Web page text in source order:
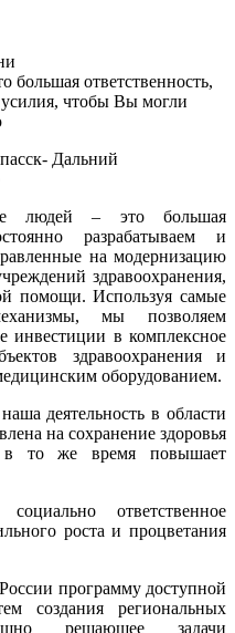
большая ответственность,
чтобы Вы могли
Дальний
людей – это большая
разрабатываем и
на модернизацию
здравоохранения,
помощи. Используя самые
мы позволяем
инвестиции в комплексное
здравоохранения и
оборудованием.
деятельность в области
на сохранение здоровья
то же время повышает
ответственное
роста и процветания
программу доступной
создания региональных
решающее задачи